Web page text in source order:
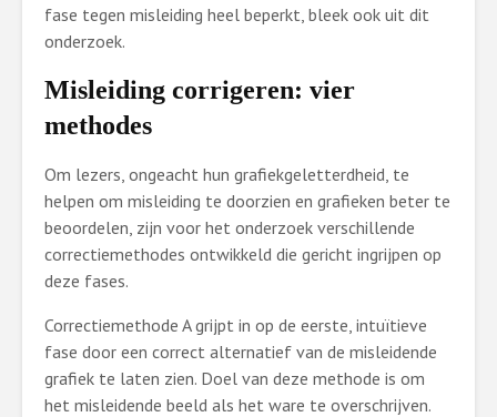
fase tegen misleiding heel beperkt, bleek ook uit dit
onderzoek.
Misleiding corrigeren: vier
methodes
Om lezers, ongeacht hun grafiekgeletterdheid, te
helpen om misleiding te doorzien en grafieken beter te
beoordelen, zijn voor het onderzoek verschillende
correctiemethodes ontwikkeld die gericht ingrijpen op
deze fases.
Correctiemethode A grijpt in op de eerste, intuïtieve
fase door een correct alternatief van de misleidende
grafiek te laten zien. Doel van deze methode is om
het misleidende beeld als het ware te overschrijven.